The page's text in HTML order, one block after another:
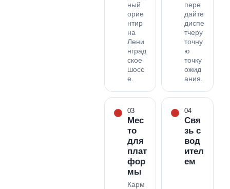
ный
орие
нтир
на
Лени
нград
ское
шосс
е.
пере
дайте
диспе
тчеру
точну
ю
точку
ожид
ания.
03
Мес
то
для
плат
фор
мы
Карм
04
Свя
зь с
вод
ител
ем